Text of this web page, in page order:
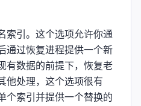
索引。这个选项允许你通
通过恢复进程提供一个新
有数据的前提下，恢复老
他处理，这个选项很有
个索引并提供一个替换的